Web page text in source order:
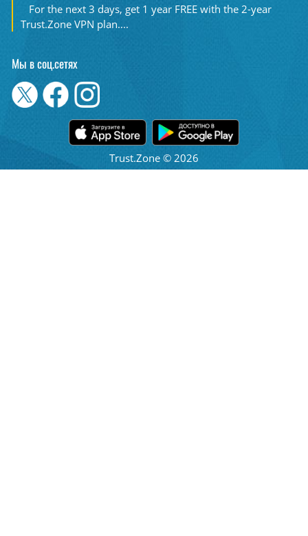
For the next 3 days, get 1 year FREE with the 2-year
Trust.Zone VPN plan....
Мы в соц.сетях
Trust.Zone © 2026